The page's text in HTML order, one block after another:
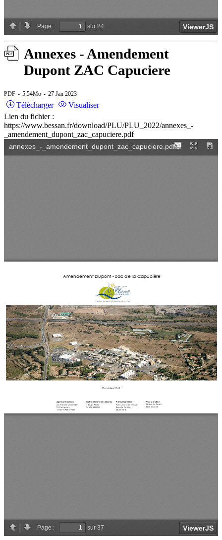
Annexes - Amendement
Dupont ZAC Capuciere
PDF 5.54Mo 27 Jan 2023
Télécharger
Visualiser
Lien du fichier :
https://www.bessan.fr/download/PLU/PLU_2022/annexes_-
_amendement_dupont_zac_capuciere.pdf